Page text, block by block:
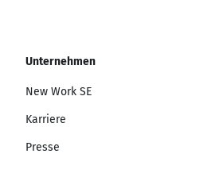
Unternehmen
New Work SE
Karriere
Presse